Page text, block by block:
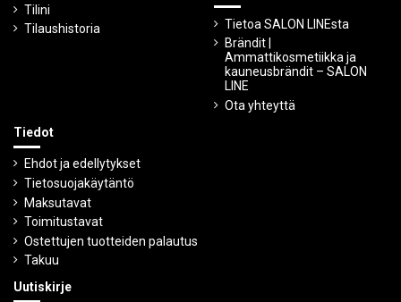
Tilini
Tilaushistoria
Tietoa SALON LINEsta
Brändit |
Ammattikosmetiikka ja
kauneusbrändit – SALON
LINE
Ota yhteyttä
Tiedot
Ehdot ja edellytykset
Tietosuojakäytäntö
Maksutavat
Toimitustavat
Ostettujen tuotteiden palautus
Takuu
Uutiskirje